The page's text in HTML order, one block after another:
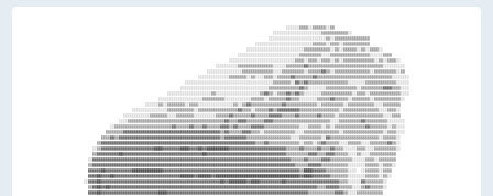
                                                            ░░░░░░░░░░▒▒▒▒▒▒▒▒▒▒▒▒▒▒▒▒░░░░░░▒▒▒▒▒▒▒▒▓▓▒▒▒▒▒▒▒▒▒▒▒▒▒▒▒▒▒▒▒▒▒▒▒▒▒▒▒▒▒▒▒▒▒▒░░░░░░░░░░
                                                        ░░░░░░░░░░░░░░░░▒▒▒▒▒▒▒▒▒▒▒▒▒▒░░░░▒▒▒▒▒▒▒▒▒▒░░▒▒▒▒▒▒▓▓▒▒░░▒▒▒▒▒▒▒▒▒▒▒▒▒▒▒▒░░▒▒▒▒▒▒▒▒▒▒░░▒▒
                                                    ░░░░░░░░░░░░░░▒▒▒▒▒▒▒▒░░▒▒░░░░▒▒▒▒░░▒▒▒▒▒▒▓▓▒▒▒▒▒▒▒▒▓▓▒▒▒▒▒▒▒▒▒▒▒▒▒▒▒▒▒▒▒▒▒▒▒▒▒▒▒▒▒▒▒▒▒▒░░░░░░░░
                                              ░░░░░░░░░░░░░░░░░░░░░░░░░░░░░░░░░░░░░░░░▒▒▒▒▒▒▒▒░░▓▓▒▒▓▓▒▒▒▒▒▒▒▒▒▒▒▒▒▒▒▒▒▒░░░░░░░░▒▒▒▒▒▒▒▒▒▒▒▒▒▒░░░░░░
                                            ░░░░░░░░░░░░░░░░░░░░░░░░░░░░░░░░░░░░░░░░▒▒▒▒▒▒▒▒▒▒▒▒▒▒▓▓▒▒░░░░░░░░▒▒▒▒▒▒▒▒▒▒▒▒▒▒░░▒▒▒▒▒▒▒▒▒▒▓▓▓▓▒▒▒▒░░░░
                                      ░░░░░░░░░░░░░░░░░░░░▒▒░░░░░░░░░░░░░░░░░░░░▒▒▓▓▒▒░░▒▒▒▒▓▓▒▒▓▓▒▒░░░░░░░░▒▒▒▒▒▒▒▒▒▒▒▒▒▒░░▒▒▒▒░░▒▒▒▒▒▒▒▒▒▒▒▒▒▒░░░░
                                  ░░░░░░░░░░░░░░░░░░░░▒▒▒▒▒▒▒▒▒▒░░░░░░░░░░░░▒▒▒▒▒▒░░▒▒▒▒▒▒▒▒▓▓▒▒▒▒░░░░░░░░▒▒▒▒▒▒▓▓▒▒▒▒▒▒░░▒▒▒▒▒▒▒▒░░▒▒▒▒▒▒▒▒▒▒▒▒░░
                            ░░░░░░▒▒░░▒▒▒▒▒▒▒▒░░▒▒▒▒░░░░░░░░░░░░░░░░▒▒░░▒▒▓▓▒▒▒▒▒▒▒▒▒▒▒▒▒▒▓▓▒▒▒▒▒▒▒▒▒▒▒▒▒▒░░▒▒▒▒▒▒▒▒▒▒░░▒▒▒▒▒▒▒▒▒▒▒▒░░░░▒▒▒▒▒▒▒▒
                      ░░░░░░░░░░░░░░░░▒▒▒▒▒▒▒▒▒▒▒▒░░▒▒▒▒▒▒▒▒▒▒▒▒▒▒▒▒▒▒▓▓▒▒▒▒░░▒▒▒▒▒▒▓▓▒▒▓▓▓▓▓▓▓▓▓▓▒▒▒▒▒▒▒▒▒▒▒▒▒▒▒▒▒▒░░▒▒▒▒▒▒▒▒▒▒▒▒▒▒▒▒░░░░▒▒▒▒░░
                  ░░░░░░░░░░░░▒▒▒▒▒▒▒▒░░░░▒▒▒▒▒▒▒▒░░░░░░░░░░▒▒▒▒▒▒▓▓▒▒▒▒▒▒▒▒▓▓▒▒▒▒▒▒▓▓▓▓▓▓▒▒▒▒▒▒▓▓▒▒▒▒▒▒▒▒▓▓▒▒▒▒▒▒░░▒▒▒▒▒▒▒▒▒▒▒▒▒▒▒▒▒▒▒▒░░░░▒▒▒▒
                ░░░░▒▒▒▒▒▒▒▒▒▒▒▒▒▒▒▒▒▒▒▒▒▒▒▒▒▒▒▒▒▒▒▒▒▒▒▒▒▒▒▒▒▒▒▒▓▓▒▒▒▒▓▓▓▓▒▒▒▒▒▒▒▒▓▓▓▓▒▒▒▒▒▒▒▒▒▒▒▒▒▒▒▒▒▒▒▒▒▒▒▒▒▒░░░░▒▒▒▒▒▒▒▒▒▒▓▓▒▒▒▒▒▒▒▒▒▒░░░░░░░░
            ░░▒▒▒▒▒▒▒▒▒▒▒▒▒▒▒▒▒▒▒▒▒▒▒▒▒▒▓▓▒▒▒▒▒▒▓▓▒▒▒▒▓▓▒▒▒▒▒▒▓▓▓▓▒▒▓▓▒▒▒▒▒▒▓▓▓▓▓▓▒▒▒▒▒▒▒▒▒▒▒▒▒▒▒▒░░░░▒▒▒▒▒▒░░▒▒░░▒▒▒▒▒▒▒▒▒▒▒▒▒▒▓▓▒▒▒▒▒▒▒▒░░▒▒░░░░
          ▒▒▒▒▒▒▒▒▓▓▓▓▓▓▓▓▓▓▓▓▓▓▓▓▓▓▓▓▓▓▓▓▓▓▓▓▓▓▓▓▓▓▓▓▓▓▓▓▓▓▓▓▒▒▓▓▒▒▒▒▒▒▓▓▓▓▒▒▒▒░░▒▒▒▒▒▒▒▒▒▒▒▒▒▒░░░░▒▒▒▒▒▒▒▒▒▒▒▒▒▒▒▒░░▒▒▒▒▒▒▒▒▒▒▒▒▒▒▒▒▒▒░░▒▒▒▒░░░░
        ▒▒▒▒▓▓▒▒▓▓▓▓▓▓▓▓▓▓▓▓▓▓▓▓▓▓▓▓▓▓▓▓▓▓▓▓▓▓▓▓▓▓▓▓▓▓▓▓▓▓▓▓▓▓▒▒▓▓▓▓▓▓▓▓▓▓▒▒▒▒▒▒▒▒▒▒▒▒▒▒▒▒▒▒▒▒░░░░▒▒▒▒▒▒▒▒▒▒░░▓▓▒▒▒▒▒▒▒▒▒▒▒▒▒▒▒▒▒▒▒▒▒▒░░▒▒▒▒▒▒░░
      ▒▒▓▓▓▓▓▓▓▓▓▓▓▓▓▓▓▓▓▓▓▓▓▓▓▓▓▓▓▓▓▓▓▓▓▓▓▓▓▓▓▓▓▓▓▓▓▓▓▓▓▓▓▓▓▓▓▓▓▓▓▓▓▓▓▓▓▓▓▓▓▓▒▒▒▒▓▓▒▒▒▒▒▒▒▒▒▒▒▒▒▒░░▒▒▒▒░░▒▒▓▓▒▒▒▒▒▒░░░░▒▒▒▒▒▒░░░░▒▒▒▒▒▒▒▒▓▓▒▒░░
    ░░▒▒▓▓▓▓▓▓▓▓▓▓▓▓▓▓▓▓▓▓▓▓▓▓▓▓████▓▓▓▓▓▓▓▓████▓▓▓▓██▓▓██████████▓▓▓▓▓▓▓▓▓▓▓▓▓▓▓▓▓▓▓▓▓▓▓▓▓▓▒▒▒▒▒▒▓▓▒▒▒▒▒▒▓▓▒▒▒▒▓▓▒▒▒▒░░░░░░▒▒▒▒░░░░▒▒▒▒▒▒▒▒▒▒░░
    ▒▒▓▓▓▓▓▓▓▓▓▓██▓▓▓▓▓▓▓▓▓▓▓▓▓▓▓▓▓▓▓▓▓▓▓▓▓▓▓▓▓▓▓▓▓▓▓▓██▓▓▓▓▓▓▓▓▓▓▓▓▓▓▓▓▓▓▓▓▓▓▓▓▓▓▓▓▓▓▓▓▓▓▓▓▒▒▒▒▒▒▒▒▒▒▓▓▓▓▒▒▒▒▓▓▓▓▒▒▒▒▒▒░░░░▒▒░░░░▒▒▒▒▒▒▒▒▒▒▒▒
  ░░▓▓▓▓▓▓▓▓▓▓▓▓▓▓▓▓▓▓▓▓▓▓▓▓▓▓▓▓▓▓▓▓▓▓▓▓▓▓▓▓▓▓▓▓▓▓▓▓▓▓▓▓▓▓▓▓▓▓▓▓▓▓▓▓▓▓▓▓▓▓▓▓▓▓▓▓▓▓▓▓▓▓▓▓▓▓▓▓▓▓▒▒▒▒▒▒▓▓▒▒▒▒▒▒▓▓▓▓▒▒▒▒▒▒▒▒▒▒░░░░░░▒▒▒▒░░▒▒▒▒▒▒▒▒
  ▒▒▓▓▓▓▓▓▓▓▓▓▓▓▓▓▓▓▓▓▓▓▓▓▓▓▓▓▓▓▓▓▓▓▓▓▓▓▓▓▓▓▓▓▓▓▓▓▓▓▓▓▓▓▓▓▓▓▓▓▓▓▓▓▓▓▓▓▓▓▓▓▓▓▓▓▓▓▓▓▓▓▓▓▓▓▓▓▓▓▓▓▓▓▒▒▒▒▒▒▓▓▓▓▓▓▒▒▒▒▒▒▒▒▒▒▒▒░░░░░░░░▒▒▒▒▒▒░░▒▒▒▒░░
  ▓▓▓▓▓▓██▓▓▓▓▓▓▓▓▓▓▓▓██████████████▓▓▓▓▓▓▓▓▓▓▓▓▓▓▓▓▓▓▓▓▓▓▓▓▓▓▓▓▓▓▓▓▓▓▓▓▓▓▓▓▓▓▓▓▓▓▓▓▓▓▓▓▓▓▓▓▓▓▓▓▓▓▒▒████▓▓▓▓▓▓▒▒▒▒▒▒▒▒▒▒░░░░  ░░▒▒▒▒▒▒░░▒▒▒▒
  ▓▓▓▓██▓▓▓▓██▓▓▓▓▓▓▓▓▓▓▓▓▓▓▓▓▓▓▓▓▓▓▓▓▓▓▓▓▓▓██████▓▓██████▓▓██████████████████████████████████████▓▓████▓▓▓▓▓▓▓▓▒▒▒▒▒▒▒▒░░░░░░░░▒▒▒▒▒▒░░▒▒░░
░░▓▓▓▓██▓▓▓▓▓▓▓▓▓▓▓▓▓▓▓▓▓▓▓▓▓▓▓▓▓▓▓▓▓▓▓▓▓▓▓▓▓▓▓▓▓▓▓▓▓▓▓▓▓▓▓▓▓▓██▓▓████████▓▓████▓▓▓▓▓▓▓▓▓▓██▓▓▓▓▓▓▓▓▓▓▓▓▓▓▓▓▓▓▓▓▓▓▓▓▒▒▒▒░░░░░░▓▓▒▒▒▒▒▒▒▒░░
  ▒▒▓▓██▓▓██▓▓▓▓▓▓▓▓▓▓▓▓▓▓▓▓▓▓▓▓▓▓▓▓▓▓▓▓▓▓▓▓▓▓▓▓▓▓▓▓▓▓▓▓▓▓▓▓▓▓▓▓▓▓▓▓▓▓▓▓▓▓▓▓▓▓▓▓▓▓▓▓▓▓▓▓▓▓▓▓▓▓▓▓▓▓▓▓▓▓▓▓▓▓▒▒▒▒▓▓▓▓▓▓▒▒▒▒▒▒░░░░▒▒▓▓▒▒▒▒▒▒░░
  ▓▓▓▓██▓▓▓▓▓▓▓▓▓▓▓▓▓▓▓▓▓▓▓▓▓▓▓▓▓▓████▓▓▓▓▓▓▓▓▓▓▓▓▓▓▓▓▓▓▓▓▓▓▓▓▓▓▓▓▓▓▓▓▓▓▓▓▓▓▓▓▓▓▓▓▓▓▓▓▓▓▓▓▓▓▓▓▓▓▓▓▓▓▓▓▒▒▒▒▒▒▒▒▒▒▒▒▓▓▓▓▒▒░░░░▒▒▒▒▒▒▒▒▒▒▒▒